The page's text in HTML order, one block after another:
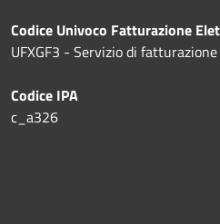
Codice Univoco Fatturazione
UFXGF3 - Servizio di
Codice IPA
c_a326